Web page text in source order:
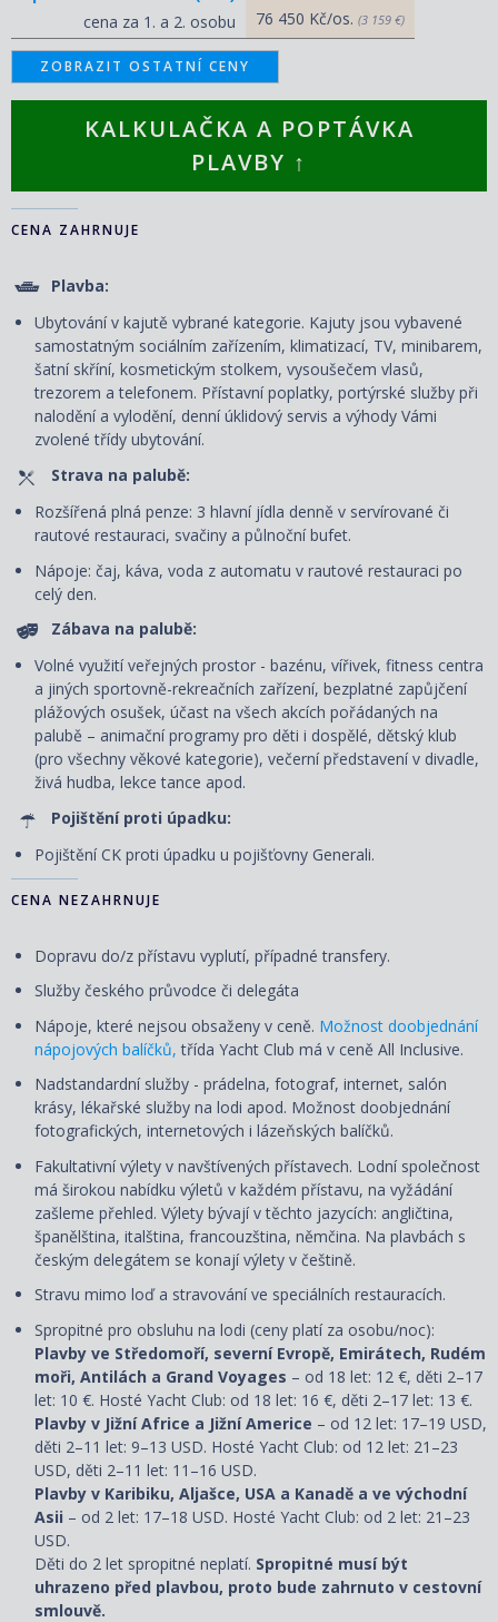
cena za 1. a 2. osobu
76 450 Kč/os. (3 159 €)
ZOBRAZIT OSTATNÍ CENY
KALKULAČKA A POPTÁVKA
PLAVBY ↑
CENA ZAHRNUJE
Plavba:
Ubytování v kajutě vybrané kategorie. Kajuty jsou vybavené
samostatným sociálním zařízením, klimatizací, TV, minibarem,
šatní skříní, kosmetickým stolkem, vysoušečem vlasů,
trezorem a telefonem. Přístavní poplatky, portýrské služby při
nalodění a vylodění, denní úklidový servis a výhody Vámi
zvolené třídy ubytování.
Strava na palubě:
Rozšířená plná penze: 3 hlavní jídla denně v servírované či
rautové restauraci, svačiny a půlnoční bufet.
Nápoje: čaj, káva, voda z automatu v rautové restauraci po
celý den.
Zábava na palubě:
Volné využití veřejných prostor - bazénu, vířivek, fitness centra
a jiných sportovně-rekreačních zařízení, bezplatné zapůjčení
plážových osušek, účast na všech akcích pořádaných na
palubě – animační programy pro děti i dospělé, dětský klub
(pro všechny věkové kategorie), večerní představení v divadle,
živá hudba, lekce tance apod.
Pojištění proti úpadku:
Pojištění CK proti úpadku u pojišťovny Generali.
CENA NEZAHRNUJE
Dopravu do/z přístavu vyplutí, případné transfery.
Služby českého průvodce či delegáta
Nápoje, které nejsou obsaženy v ceně. Možnost doobjednání
nápojových balíčků, třída Yacht Club má v ceně All Inclusive.
Nadstandardní služby - prádelna, fotograf, internet, salón
krásy, lékařské služby na lodi apod. Možnost doobjednání
fotografických, internetových i lázeňských balíčků.
Fakultativní výlety v navštívených přístavech. Lodní společnost
má širokou nabídku výletů v každém přístavu, na vyžádání
zašleme přehled. Výlety bývají v těchto jazycích: angličtina,
španělština, italština, francouzština, němčina. Na plavbách s
českým delegátem se konají výlety v češtině.
Stravu mimo loď a stravování ve speciálních restauracích.
Spropitné pro obsluhu na lodi (ceny platí za osobu/noc):
Plavby ve Středomoří, severní Evropě, Emirátech, Rudém
moři, Antilách a Grand Voyages – od 18 let: 12 €, děti 2–17
let: 10 €. Hosté Yacht Club: od 18 let: 16 €, děti 2–17 let: 13 €.
Plavby v Jižní Africe a Jižní Americe – od 12 let: 17–19 USD,
děti 2–11 let: 9–13 USD. Hosté Yacht Club: od 12 let: 21–23
USD, děti 2–11 let: 11–16 USD.
Plavby v Karibiku, Aljašce, USA a Kanadě a ve východní
Asii – od 2 let: 17–18 USD. Hosté Yacht Club: od 2 let: 21–23
USD.
Děti do 2 let spropitné neplatí. Spropitné musí být
uhrazeno před plavbou, proto bude zahrnuto v cestovní
smlouvě.